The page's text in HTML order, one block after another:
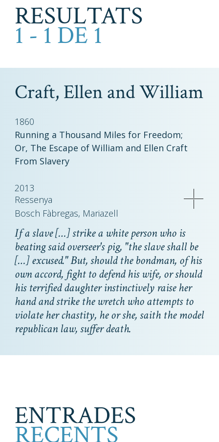
RESULTATS
1 - 1 DE 1
Craft, Ellen and William
1860
Running a Thousand Miles for Freedom;
Or, The Escape of William and Ellen Craft
From Slavery
2013
Ressenya
Bosch Fàbregas, Mariazell
If a slave […] strike a white person who is
beating said overseer's pig, "the slave shall be
[…] excused." But, should the bondman, of his
own accord, fight to defend his wife, or should
his terrified daughter instinctively raise her
hand and strike the wretch who attempts to
violate her chastity, he or she, saith the model
republican law, suffer death.
ENTRADES
RECENTS